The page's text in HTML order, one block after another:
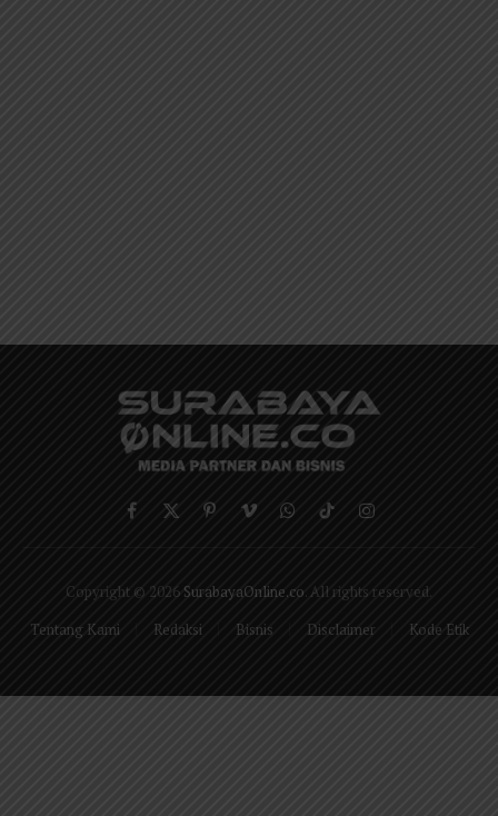
Facebook
X
PinterestVimeoWhatsApp
TikTokInstagram
Copyright © 2026 SurabayaOnline.co . All rights reserved.
Tentang Kami
Redaksi Bisnis Disclaimer Kode Etik